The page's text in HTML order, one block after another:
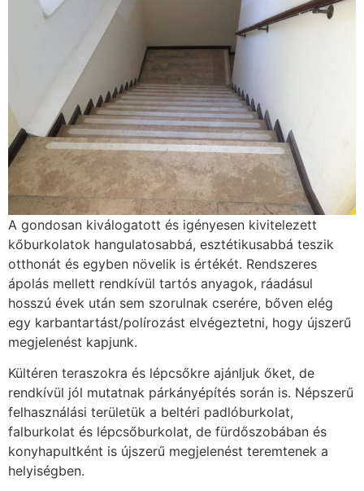
A gondosan kiválogatott és igényesen kivitelezett
kőburkolatok hangulatosabbá, esztétikusabbá teszik
otthonát és egyben növelik is értékét. Rendszeres
ápolás mellett rendkívül tartós anyagok, ráadásul
hosszú évek után sem szorulnak cserére, bőven elég
egy karbantartást/polírozást elvégeztetni, hogy újszerű
megjelenést kapjunk.
Kültéren teraszokra és lépcsőkre ajánljuk őket, de
rendkívül jól mutatnak párkányépítés során is. Népszerű
felhasználási területük a beltéri padlóburkolat,
falburkolat és lépcsőburkolat, de fürdőszobában és
konyhapultként is újszerű megjelenést teremtenek a
helyiségben.